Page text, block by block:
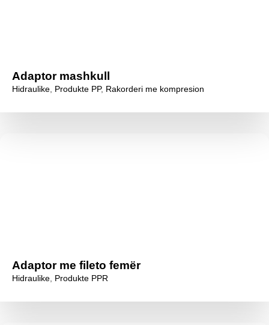
Adaptor mashkull
Hidraulike Produkte PP, Rakorderi me kompresion
Adaptor me fileto femër
Hidraulike Produkte PPR